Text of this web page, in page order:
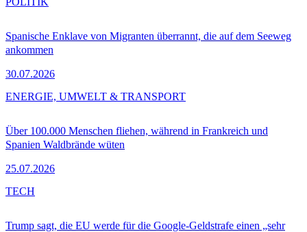
Spanische Enklave von Migranten überrannt, die auf dem Seeweg
ankommen
30.07.2026
Über 100.000 Menschen fliehen, während in Frankreich und
Spanien Waldbrände wüten
25.07.2026
ENERGIE, UMWELT & TRANSPORT
Trump sagt, die EU werde für die Google-Geldstrafe einen „sehr
TECH